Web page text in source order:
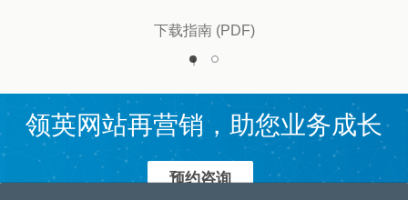
下载指南 (PDF)
领英网站再营销，助您业务成长
预约咨询